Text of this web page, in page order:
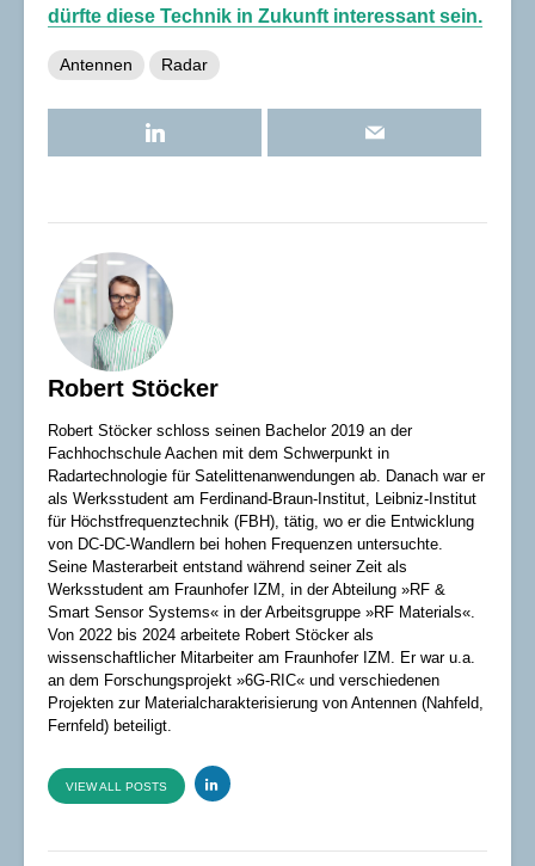
dürfte diese Technik in Zukunft interessant sein.
Antennen Radar
Robert Stöcker
Robert Stöcker schloss seinen Bachelor 2019 an der
Fachhochschule Aachen mit dem Schwerpunkt in
Radartechnologie für Satelittenanwendungen ab. Danach war er
als Werksstudent am Ferdinand-Braun-Institut, Leibniz-Institut
für Höchstfrequenztechnik (FBH), tätig, wo er die Entwicklung
von DC-DC-Wandlern bei hohen Frequenzen untersuchte.
Seine Masterarbeit entstand während seiner Zeit als
Werksstudent am Fraunhofer IZM, in der Abteilung »RF &
Smart Sensor Systems« in der Arbeitsgruppe »RF Materials«.
Von 2022 bis 2024 arbeitete Robert Stöcker als
wissenschaftlicher Mitarbeiter am Fraunhofer IZM. Er war u.a.
an dem Forschungsprojekt »6G-RIC« und verschiedenen
Projekten zur Materialcharakterisierung von Antennen (Nahfeld,
Fernfeld) beteiligt.
VIEW ALL POSTS